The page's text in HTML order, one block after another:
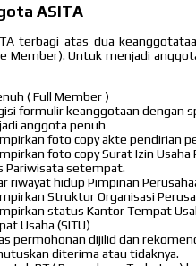
ASITA
terbagi atas dua
Member). Untuk menjadi
( Full Member )
formulir keanggotaan dengan
anggota penuh
foto copy akte pendirian
foto copy Surat Izin Usaha
Pariwisata setempat.
riwayat hidup Pimpinan
Struktur Organisasi
status Kantor Tempat
Usaha (SITU)
permohonan dijilid dan
diterima atau tidaknya.